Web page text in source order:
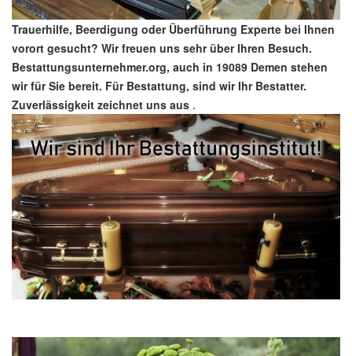
Trauerhilfe, Beerdigung oder Überführung Experte bei Ihnen
vorort gesucht? Wir freuen uns sehr über Ihren Besuch.
Bestattungsunternehmer.org, auch in 19089 Demen stehen
wir für Sie bereit. Für Bestattung, sind wir Ihr Bestatter.
Zuverlässigkeit zeichnet uns aus .